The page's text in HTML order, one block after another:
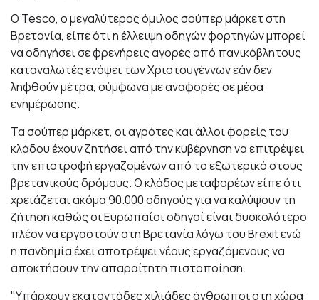
Ο Tesco, ο μεγαλύτερος όμιλος σούπερ μάρκετ στη
Βρετανία, είπε ότι η έλλειψη οδηγών φορτηγών μπορεί
να οδηγήσει σε φρενήρεις αγορές από πανικόβλητους
καταναλωτές ενόψει των Χριστουγέννων εάν δεν
ληφθούν μέτρα, σύμφωνα με αναφορές σε μέσα
ενημέρωσης.
Τα σούπερ μάρκετ, οι αγρότες και άλλοι φορείς του
κλάδου έχουν ζητήσει από την κυβέρνηση να επιτρέψει
την επιστροφή εργαζομένων από το εξωτερικό στους
βρετανικούς δρόμους. Ο κλάδος μεταφορέων είπε ότι
χρειάζεται ακόμα 90.000 οδηγούς για να καλύψουν τη
ζήτηση καθώς οι Ευρωπαίοι οδηγοί είναι δυσκολότερο
πλέον να εργαστούν στη Βρετανία λόγω του Brexit ενώ
η πανδημία έχει αποτρέψει νέους εργαζόμενους να
αποκτήσουν την απαραίτητη πιστοποίηση.
"Υπάρχουν εκατοντάδες χιλιάδες άνθρωποι στη χώρα